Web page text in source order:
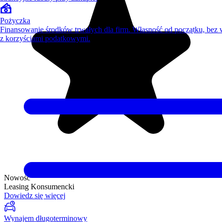
Nowość
Leasing Konsumencki
Dowiedz się więcej
Wynajem długoterminowy
Pożyczka
Finansowanie środków trwałych dla firm. Własność od początku, bez
z korzyściami podatkowymi.